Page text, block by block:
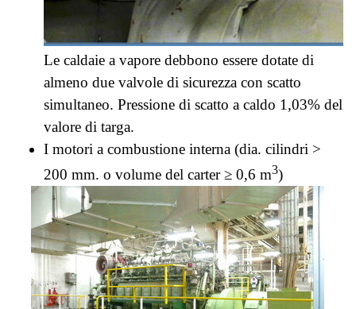
Le caldaie a vapore debbono essere dotate di
almeno due valvole di sicurezza con scatto
simultaneo. Pressione di scatto a caldo 1,03% del
valore di targa.
I motori a combustione interna (dia. cilindri >
200 mm. o volume del carter ≥ 0,6 m3)